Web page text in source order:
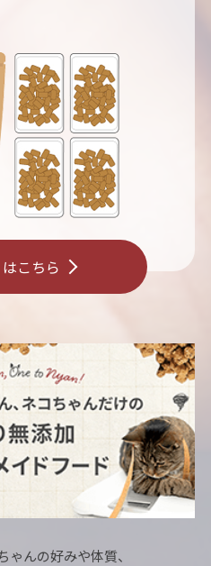
こちら
ゃんの好みや体質、